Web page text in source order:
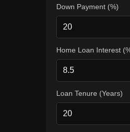
Down Payment (%)
Home Loan Interest
Loan Tenure (Years)